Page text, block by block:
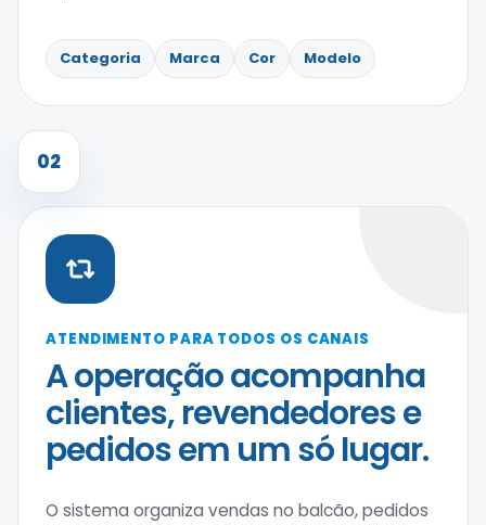
Categoria Marca Cor Modelo
02
ATENDIMENTO PARA TODOS OS CANAIS
A operação acompanha
clientes, revendedores e
pedidos em um só lugar.
O sistema organiza vendas no balcão, pedidos